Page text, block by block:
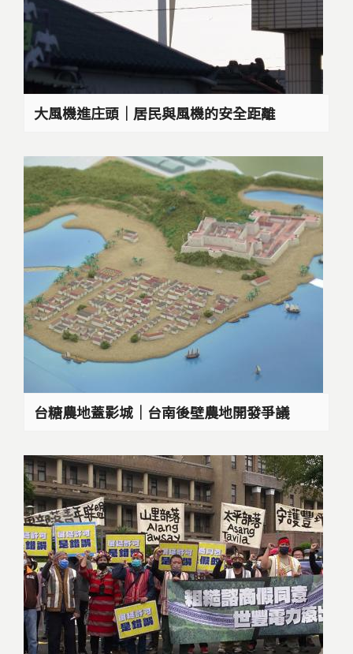
大風機進庄頭｜居民與風機的安全距離
台糖農地蓋影城｜台南後壁農地開發爭議